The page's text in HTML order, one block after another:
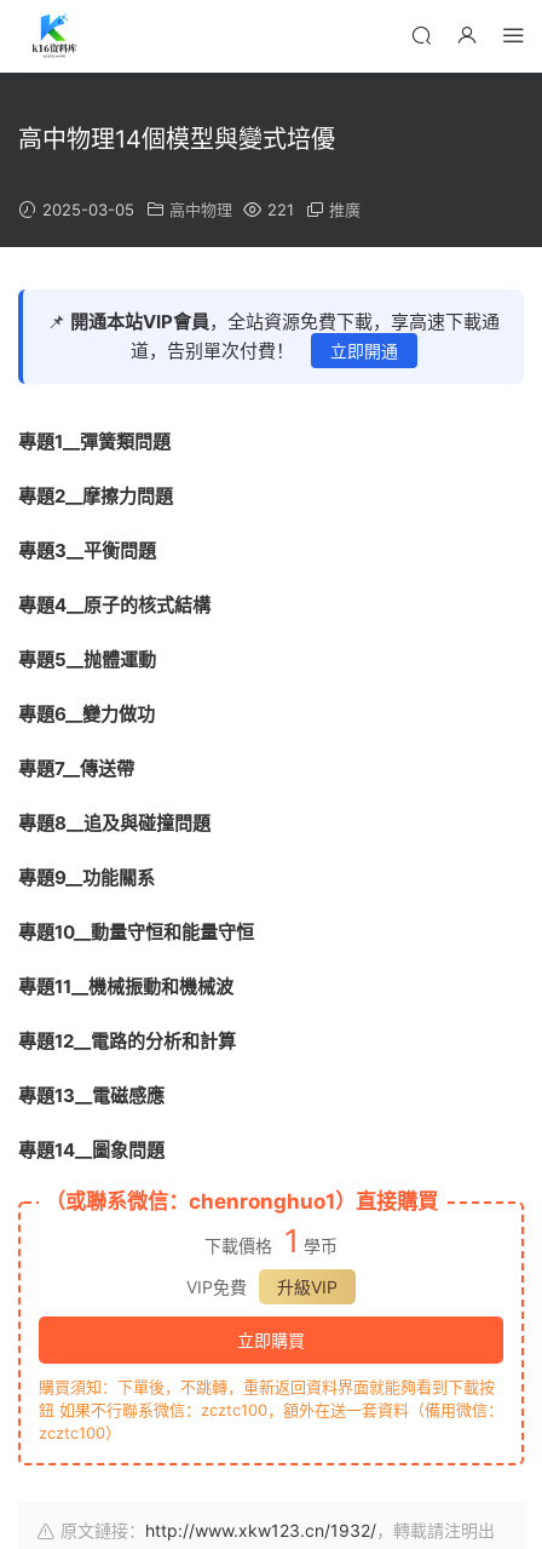
高中物理14個模型與變式培優
2025-03-05 高中物理 221 推廣
📌 開通本站VIP會員，全站資源免費下載，享高速下載通
道，告别單次付費！
立即開通
專題1 彈簧類問題
專題2 摩擦力問題
專題3__平衡問題
專題4 原子的核式結構
專題5__抛體運動
專題6 __變力做功
專題7__傳送帶
專題8 __追及與碰撞問題
專題9__功能關系
專題10__動量守恒和能量守恒
專題11 __機械振動和機械波
專題12 __電路的分析和計算
專題13 電磁感應
專題14 __圖象問題
（或聯系微信：chenronghuo1）直接購買
下載價格 1 學币
VIP免費
升級VIP
立即購買
購買須知：下單後，不跳轉，重新返回資料界面就能夠看到下載按
鈕 如果不行聯系微信：zcztc100，額外在送一套資料（備用微信：
zcztc100）
原文鏈接： http://www.xkw123.cn/1932/，轉載請注明出